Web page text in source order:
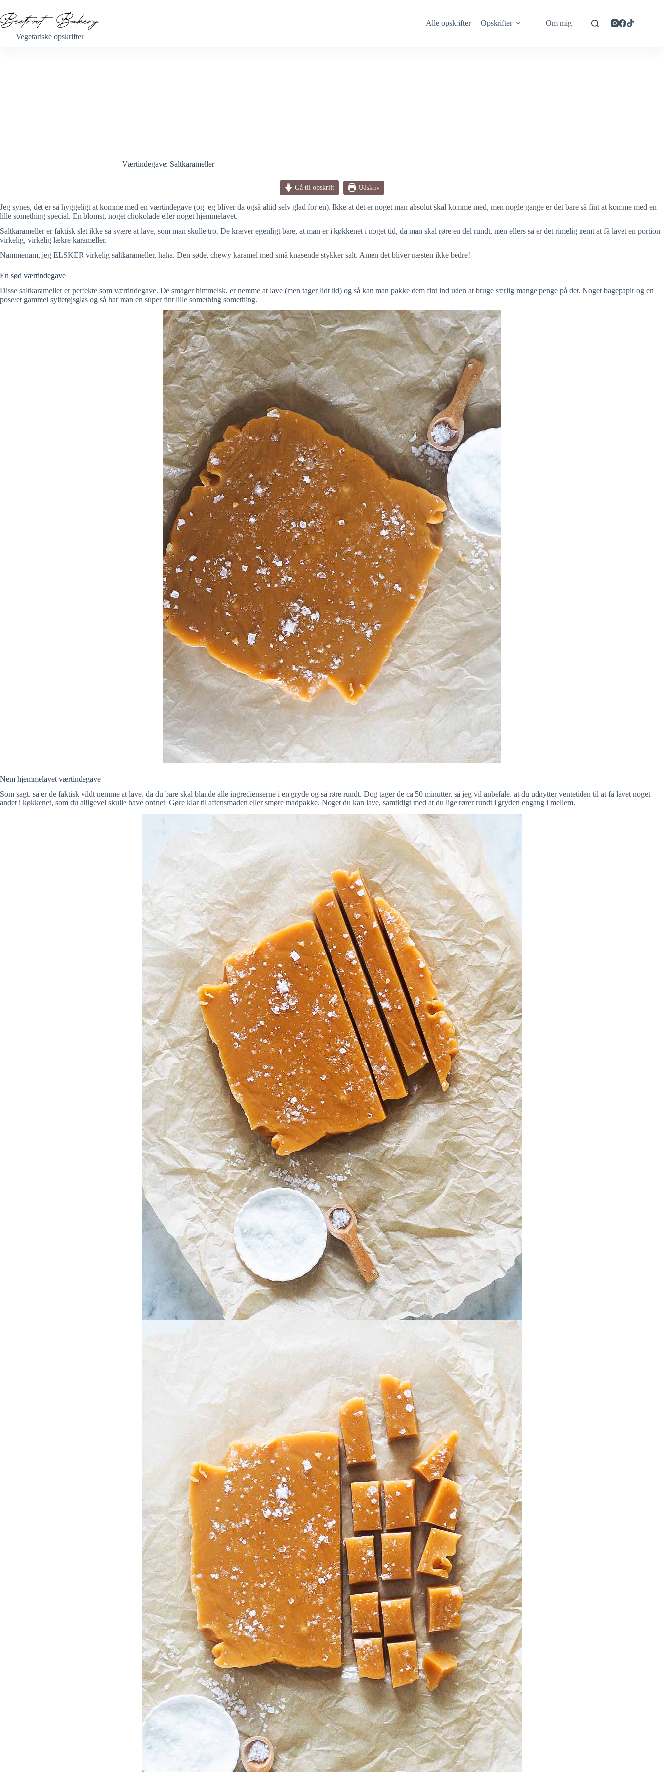
til
indhold
Vegetariske opskrifter
Alle opskrifter Opskrifter Om mig
Værtindegave: Saltkarameller
Gå til opskrift Udskriv
Jeg synes, det er så hyggeligt at komme med en værtindegave (og jeg bliver da også altid selv glad for en). Ikke at det er noget man absolut skal komme med, men nogle gange er det bare så fint at komme med en
lille something special. En blomst, noget chokolade eller noget hjemmelavet.
Saltkarameller er faktisk slet ikke så svære at lave, som man skulle tro. De kræver egenligt bare, at man er i køkkenet i noget tid, da man skal røre en del rundt, men ellers så er det rimelig nemt at få lavet en portion
virkelig, virkelig lækre karameller.
Nammenam, jeg ELSKER virkelig saltkarameller, haha. Den søde, chewy karamel med små knasende stykker salt. Amen det bliver næsten ikke bedre!
En sød værtindegave
Disse saltkarameller er perfekte som værtindegave. De smager himmelsk, er nemme at lave (men tager lidt tid) og så kan man pakke dem fint ind uden at bruge særlig mange penge på det. Noget bagepapir og en
pose/et gammel syltetøjsglas og så har man en super fint lille something something.
Nem hjemmelavet værtindegave
Som sagt, så er de faktisk vildt nemme at lave, da du bare skal blande alle ingredienserne i en gryde og så røre rundt. Dog tager de ca 50 minutter, så jeg vil anbefale, at du udnytter ventetiden til at få lavet noget
andet i køkkenet, som du alligevel skulle have ordnet. Gøre klar til aftensmaden eller smøre madpakke. Noget du kan lave, samtidigt med at du lige rører rundt i gryden engang i mellem.